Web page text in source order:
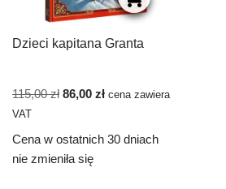
Dzieci kapitana Granta
115,00zł 86,00 zł cena zawiera
VAT
Cena w ostatnich 30 dniach
nie zmieniła się